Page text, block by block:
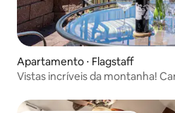
Apartamento ⋅ Flagstaff
Vistas incríveis da montanha!